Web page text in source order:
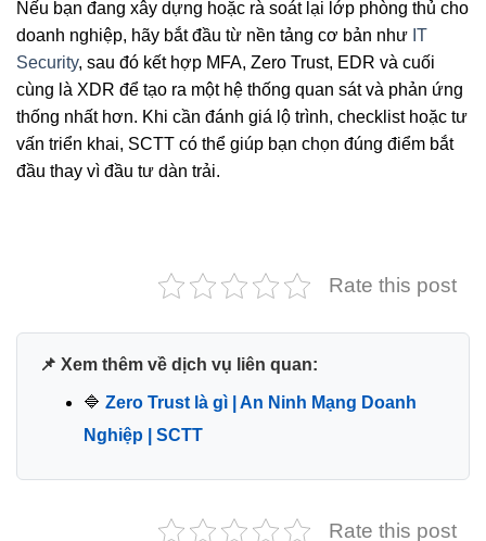
Nếu bạn đang xây dựng hoặc rà soát lại lớp phòng thủ cho
doanh nghiệp, hãy bắt đầu từ nền tảng cơ bản như IT
Security, sau đó kết hợp MFA, Zero Trust, EDR và cuối
cùng là XDR để tạo ra một hệ thống quan sát và phản ứng
thống nhất hơn. Khi cần đánh giá lộ trình, checklist hoặc tư
vấn triển khai, SCTT có thể giúp bạn chọn đúng điểm bắt
đầu thay vì đầu tư dàn trải.
Rate this post
📌 Xem thêm về dịch vụ liên quan:
🔷 Zero Trust là gì | An Ninh Mạng Doanh
Nghiệp | SCTT
Rate this post